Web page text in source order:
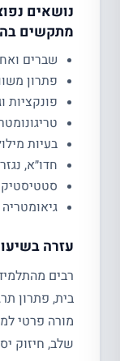
נושאים
מתקשים
שברים
פתרון
פונקציות
בעיות
חדו״א,
עזרה
רבים
בית, פתרון
מורה פרטי
שלב, חיזוק